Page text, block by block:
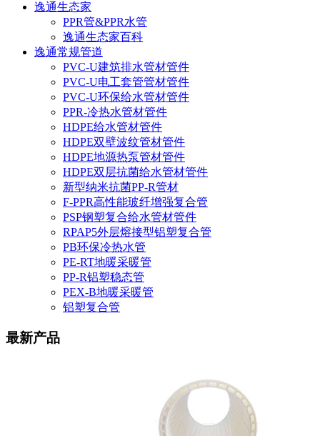
逸通生态家
PPR管&PPR水管
逸通生态家百科
逸通常规管道
PVC-U建筑排水管材管件
PVC-U电工套管管材管件
PVC-U环保给水管材管件
PPR-冷热水管材管件
HDPE给水管材管件
HDPE双壁波纹管材管件
HDPE地源热泵管材管件
HDPE双层抗菌给水管材管件
新型纳米抗菌PP-R管材
F-PPR高性能玻纤增强复合管
PSP钢塑复合给水管材管件
RPAP5外层熔接型铝塑复合管
PB环保冷热水管
PE-RT地暖采暖管
PP-R铝塑稳态管
PEX-B地暖采暖管
铝塑复合管
最新产品